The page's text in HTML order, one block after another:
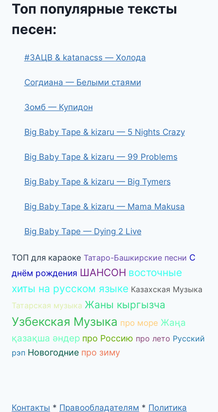
Топ популярные тексты
песен:
#ЗАЦВ & katanacss — Холода
Согдиана — Белыми стаями
Зомб — Купидон
Big Baby Tape & kizaru — 5 Nights Crazy
Big Baby Tape & kizaru — 99 Problems
Big Baby Tape & kizaru — Big Tymers
Big Baby Tape & kizaru — Mama Makusa
Big Baby Tape — Dying 2 Live
ТОП для караоке Татаро-Башкирские песни С
днём рождения ШАНСОН восточные
хиты на русском языке Казахская Музыка
Татарская музыка Жаны кыргызча
Узбекская Музыка про море Жаңа
қазақша әндер про Россию про лето Русский
рэп Новогодние про зиму
Контакты * Правообладателям * Политика